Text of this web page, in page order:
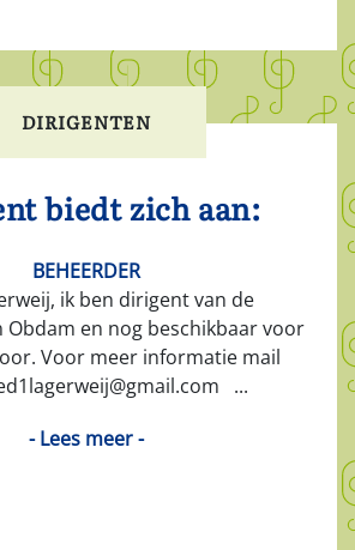
DIRIGENTEN
biedt zich aan:
BEHEERDER
ik ben dirigent van de
Obdam en nog beschikbaar voor
Voor meer informatie mail
...
- Lees meer -